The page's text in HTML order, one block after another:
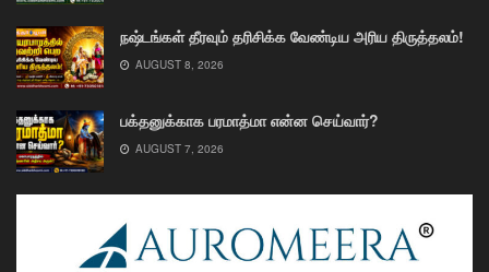
நஷ்டங்கள் தீரவும் தரிசிக்க வேண்டிய அரிய திருத்தலம்!
AUGUST 8, 2026
பக்தனுக்காக பரமாத்மா என்ன செய்வார்?
AUGUST 7, 2026